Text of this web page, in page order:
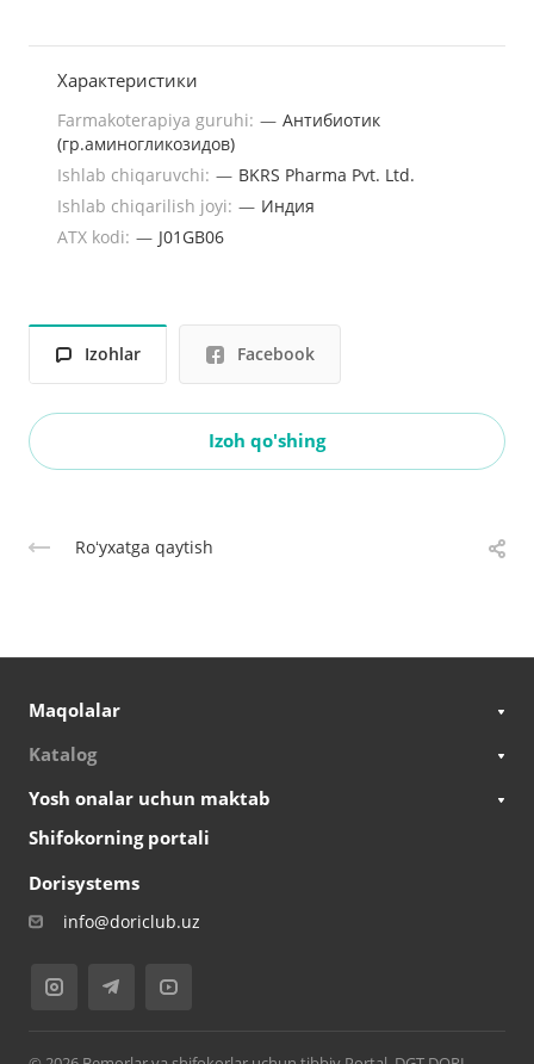
Характеристики
Farmakoterapiya guruhi: — Антибиотик
(гр.аминогликозидов)
Ishlab chiqaruvchi: — BKRS Pharma Pvt. Ltd.
Ishlab chiqarilish joyi: — Индия
ATX kodi: — J01GB06
Izohlar Facebook
Izoh qo'shing
Roʻyxatga qaytish
Maqolalar
Katalog
Yosh onalar uchun maktab
Shifokorning portali
Dorisystems
info@doriclub.uz